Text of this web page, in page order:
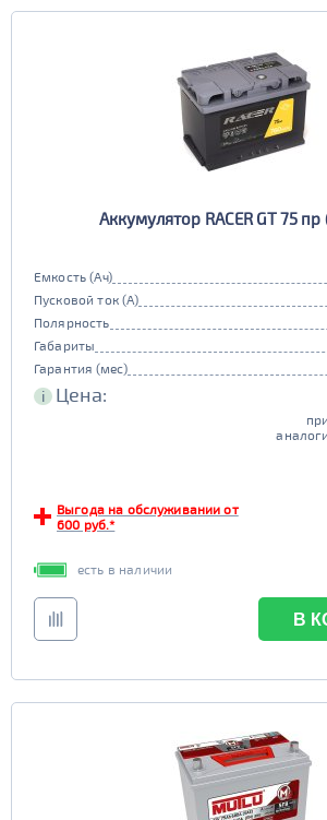
Аккумулятор RACER GT 75 пр
Емкость (Ач)
Пусковой ток (А)
Полярность
Габариты
Гарантия (мес)
i Цена:
Выгода на обслуживании от
600 руб.*
есть в наличии
В